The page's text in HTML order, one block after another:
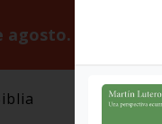
agosto. Gracias